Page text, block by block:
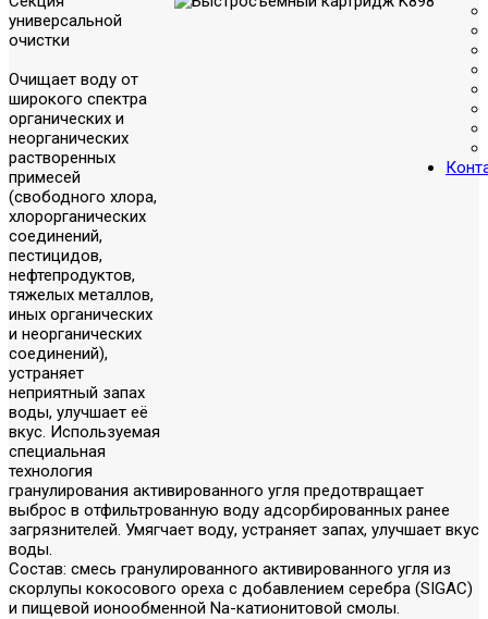
универсальной
очистки
Очищает воду от
широкого спектра
органических и
неорганических
растворенных
примесей
(свободного хлора,
хлорорганических
соединений,
пестицидов,
нефтепродуктов,
тяжелых металлов,
иных органических
и неорганических
соединений),
устраняет
неприятный запах
воды, улучшает её
вкус. Используемая
специальная
технология
гранулирования активированного угля предотвращает
выброс в отфильтрованную воду адсорбированных ранее
загрязнителей. Умягчает воду, устраняет запах, улучшает вкус
воды.
Состав: смесь гранулированного активированного угля из
скорлупы кокосового ореха с добавлением серебра (SIGAC)
и пищевой ионообменной Na-катионитовой смолы.